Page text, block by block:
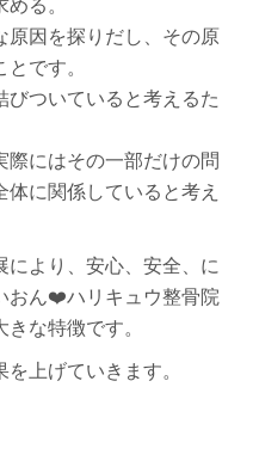
る。
原因を探りだし、その原
です。
びついていると考えるた
際にはその一部だけの問
に関係していると考え
により、安心、安全、に
おん❤️ハリキュウ整骨院
な特徴です。
上げていきます。